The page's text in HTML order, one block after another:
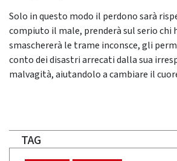
Solo in questo modo il perdono sarà
compiuto il male, prenderà sul serio chi
smaschererà le trame inconsce, gli
conto dei disastri arrecati dalla sua
malvagità, aiutandolo a cambiare il
TAG